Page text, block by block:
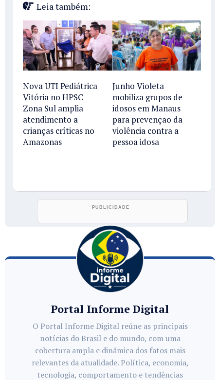
Leia também:
Nova UTI Pediátrica
Vitória no HPSC
Zona Sul amplia
atendimento a
crianças críticas no
Amazonas
Junho Violeta
mobiliza grupos de
idosos em Manaus
para prevenção da
violência contra a
pessoa idosa
Portal Informe Digital
O Portal Informe Digital reúne as principais
notícias do Brasil e do mundo, com uma
cobertura ampla e dinâmica dos fatos mais
relevantes da atualidade. Política, economia,
tecnologia, comportamento e tendências